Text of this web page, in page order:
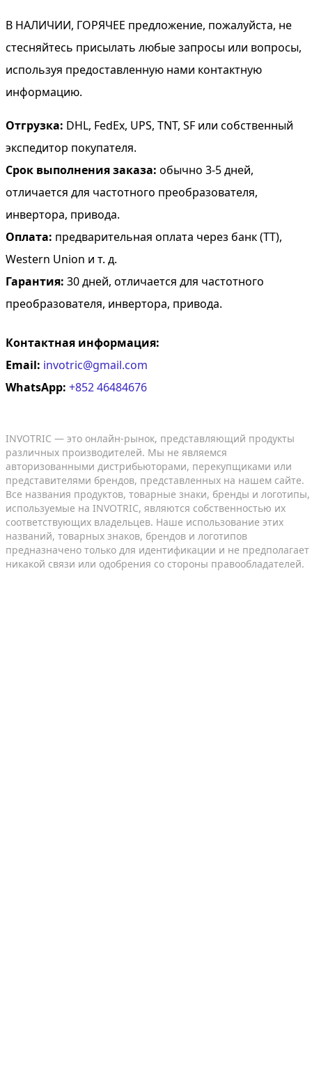
В НАЛИЧИИ, ГОРЯЧЕЕ предложение, пожалуйста, не
стесняйтесь присылать любые запросы или вопросы,
используя предоставленную нами контактную
информацию.
Отгрузка: DHL, FedEx, UPS, TNT, SF или собственный
экспедитор покупателя.
Срок выполнения заказа: обычно 3-5 дней,
отличается для частотного преобразователя,
инвертора, привода.
Оплата: предварительная оплата через банк (TT),
Western Union и т. д.
Гарантия: 30 дней, отличается для частотного
преобразователя, инвертора, привода.
Контактная информация:
Email: invotric@gmail.com
WhatsApp: +852 46484676
INVOTRIC — это онлайн-рынок, представляющий продукты
различных производителей. Мы не являемся
авторизованными дистрибьюторами, перекупщиками или
представителями брендов, представленных на нашем сайте.
Все названия продуктов, товарные знаки, бренды и логотипы,
используемые на INVOTRIC, являются собственностью их
соответствующих владельцев. Наше использование этих
названий, товарных знаков, брендов и логотипов
предназначено только для идентификации и не предполагает
никакой связи или одобрения со стороны правообладателей.